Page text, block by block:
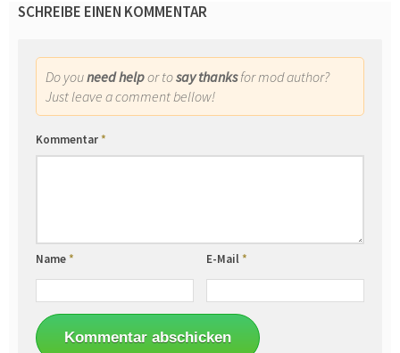
SCHREIBE EINEN KOMMENTAR
Do youneed helpor tosay thanksfor mod author?
Just leave a comment bellow!
Kommentar*
Name* E-Mail*